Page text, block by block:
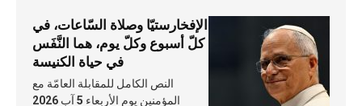
الإفخارستيّا وصلاة السّاعات، في
كلّ أسبوع وكلّ يوم، هما النَّفَس
في حياة الكنيسة
النص الكامل للمقابلة العامّة مع
المؤمنين يوم الأربعاء 5 آب 2026